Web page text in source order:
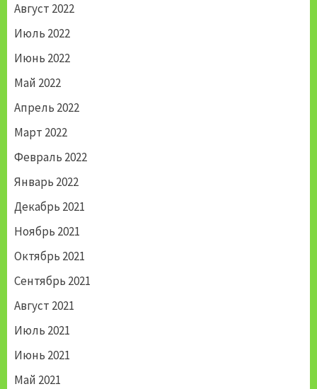
Август 2022
Июль 2022
Июнь 2022
Май 2022
Апрель 2022
Март 2022
Февраль 2022
Январь 2022
Декабрь 2021
Ноябрь 2021
Октябрь 2021
Сентябрь 2021
Август 2021
Июль 2021
Июнь 2021
Май 2021